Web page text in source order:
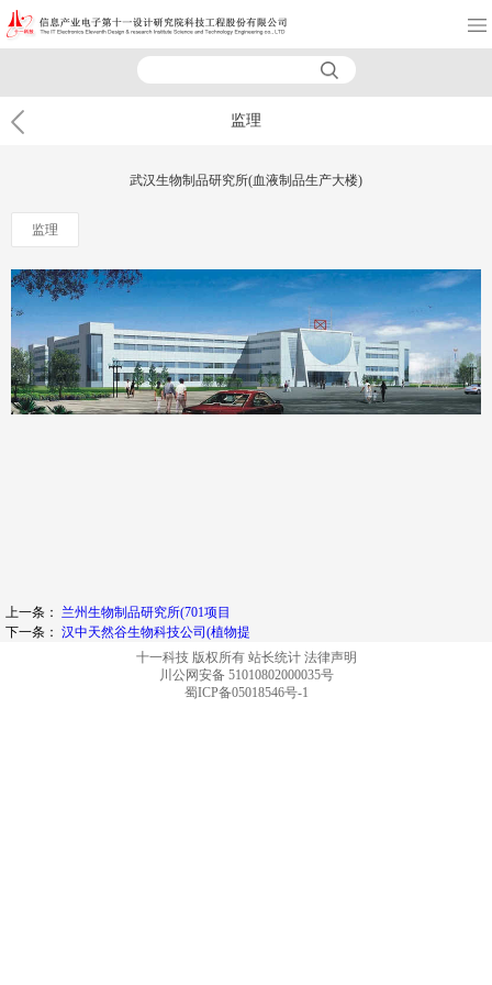
监理
武汉生物制品研究所(血液制品生产大楼)
监理
上一条： 兰州生物制品研究所(701项目
下一条： 汉中天然谷生物科技公司(植物提
十一科技 版权所有 站长统计 法律声明
川公网安备 51010802000035号
蜀ICP备05018546号-1